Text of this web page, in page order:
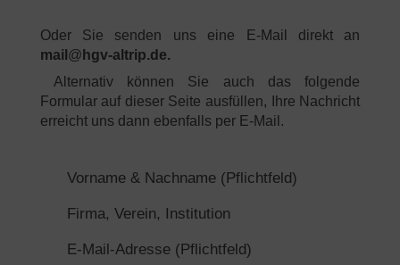
Oder Sie senden uns eine E-Mail direkt an
mail @ hgv-altrip.de.
Alternativ können Sie auch das folgende
Formular auf dieser Seite ausfüllen, Ihre Nachricht
erreicht uns dann ebenfalls per E-Mail.